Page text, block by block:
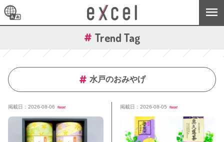
Trend Tag
水戸のおみやげ
掲載日：2026-08-06 New! 掲載日：2026-08-05 New!